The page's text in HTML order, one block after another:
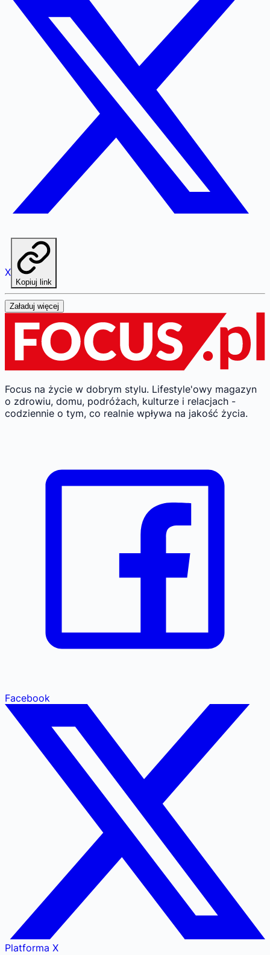
X
Kopiuj link
Załaduj więcej
Focus na życie w dobrym stylu. Lifestyle'owy magazyn
o zdrowiu, domu, podróżach, kulturze i relacjach -
codziennie o tym, co realnie wpływa na jakość życia.
Facebook
Platforma X